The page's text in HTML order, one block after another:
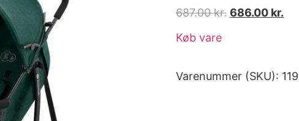
687.00kr. 686.00 kr.
Køb vare
Varenummer (SKU):